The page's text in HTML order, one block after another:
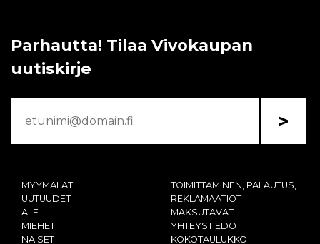
Parhautta! Tilaa Vivokaupan
uutiskirje
>
MYYMÄLÄT
UUTUUDET
ALE
MIEHET
NAISET
TOIMITTAMINEN, PALAUTUS,
REKLAMAATIOT
MAKSUTAVAT
YHTEYSTIEDOT
KOKOTAULUKKO